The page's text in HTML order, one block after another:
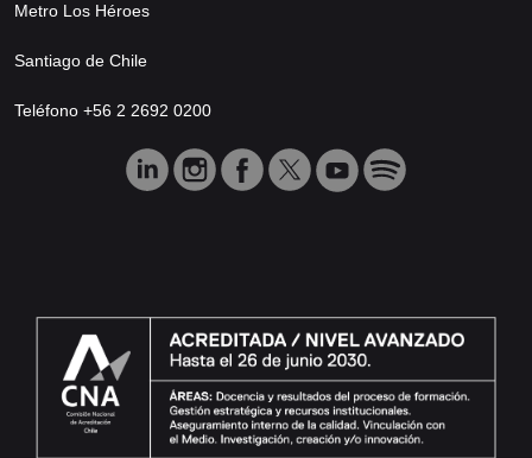
Metro Los Héroes
Santiago de Chile
Teléfono +56 2 2692 0200